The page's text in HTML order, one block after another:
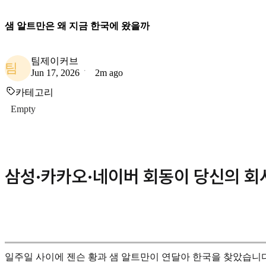
샘 알트만은 왜 지금 한국에 왔을까
팀
팀제이커브
Jun 17, 2026
2m ago
카테고리
Empty
삼성·카카오·네이버 회동이 당신의
일주일 사이에 젠슨 황과 샘 알트만이 연달아 한국을 찾았습니